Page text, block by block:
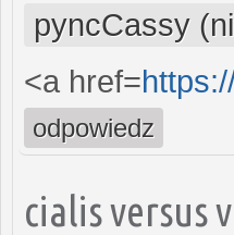
pyncCassy
<a href=
odpowiedz
cialis versus